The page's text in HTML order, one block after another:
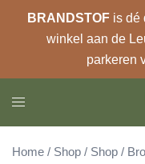
BRANDSTOF is dé
winkel aan de
parkeren
naar
de
inhoud
Toggle
Home / Shop / Shop /